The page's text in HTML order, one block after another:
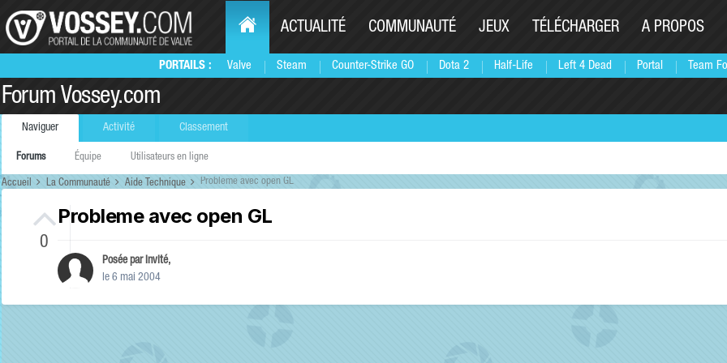
PORTAILS : Valve Steam Counter-Strike GO Dota 2 Half-Life Left 4 Dead Portal Team
ACTUALITÉ COMMUNAUTÉ JEUX TÉLÉCHARGER A PROPOS
Forum Vossey.com
Naviguer
Forums Équipe Utilisateurs en ligne
Activité Classement
Accueil La Communauté Aide Technique Probleme avec open GL
0
Probleme avec open GL
Posée par Invité,
le 6 mai 2004